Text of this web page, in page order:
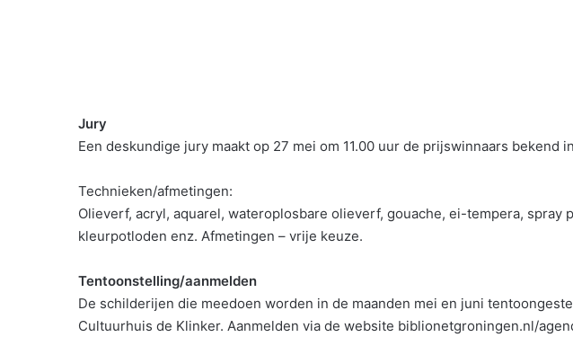
Jury
Een deskundige jury maakt op 27 mei om 11.00 uur de prijswinnaars bekend
Technieken/afmetingen:
Olieverf, acryl, aquarel, wateroplosbare olieverf, gouache, ei-tempera, spray
kleurpotloden enz. Afmetingen – vrije keuze.
Tentoonstelling/aanmelden
De schilderijen die meedoen worden in de maanden mei en juni
Cultuurhuis de Klinker. Aanmelden via de website biblionetgroningen.nl/